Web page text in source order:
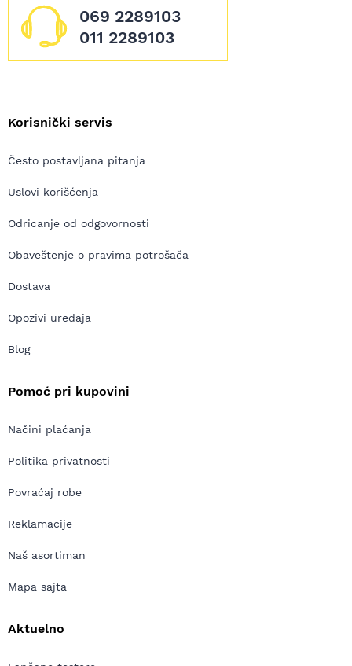
069 2289103
011 2289103
Korisnički servis
Često postavljana pitanja
Uslovi korišćenja
Odricanje od odgovornosti
Obaveštenje o pravima potrošača
Dostava
Opozivi uređaja
Blog
Pomoć pri kupovini
Načini plaćanja
Politika privatnosti
Povraćaj robe
Reklamacije
Naš asortiman
Mapa sajta
Aktuelno